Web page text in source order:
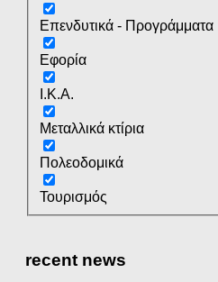
Επενδυτικά - Προγράμματα
Εφορία
Ι.Κ.Α.
Μεταλλικά κτίρια
Πολεοδομικά
Τουρισμός
recent news